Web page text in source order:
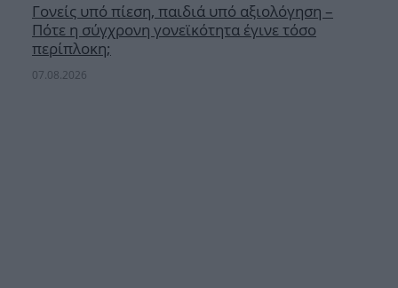
Γονείς υπό πίεση, παιδιά υπό αξιολόγηση –
Πότε η σύγχρονη γονεϊκότητα έγινε τόσο
περίπλοκη;
07.08.2026